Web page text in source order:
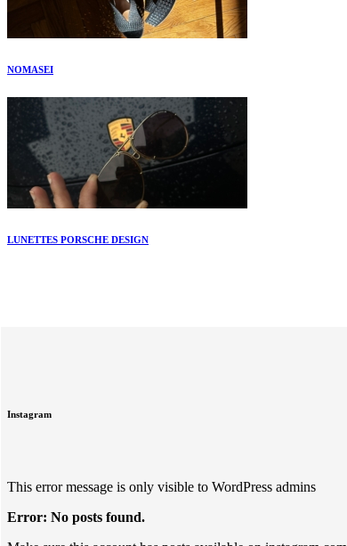
NOMASEI
LUNETTES PORSCHE DESIGN
Instagram
This error message is only visible to WordPress admins
Error: No posts found.